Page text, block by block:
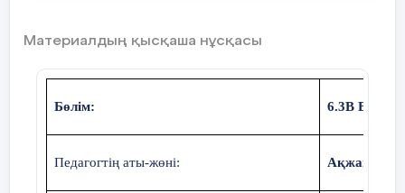
Материалдың қысқаша нұсқасы
Бөлім: 6.3В Бір
Педагогтің аты-жөні: Ақжанова